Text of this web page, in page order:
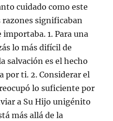
cuidado como este
razones significaban
importaba. 1. Para una
lo más difícil de
salvación es el hecho
por ti. 2. Considerar el
lo suficiente por
a Su Hijo unigénito
más allá de la